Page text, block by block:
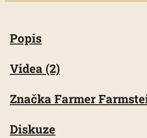
Popis
Videa (2)
Značka Farmer
Diskuze